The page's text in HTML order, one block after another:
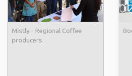
Mistly - Regional Coffee
producers